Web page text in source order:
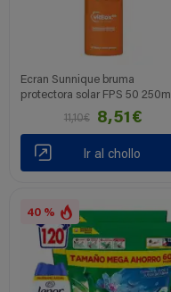
Ecran Sunnique bruma
protectora solar FPS 50 250ml
11,10€
8,51€
Ir al chollo
40 %